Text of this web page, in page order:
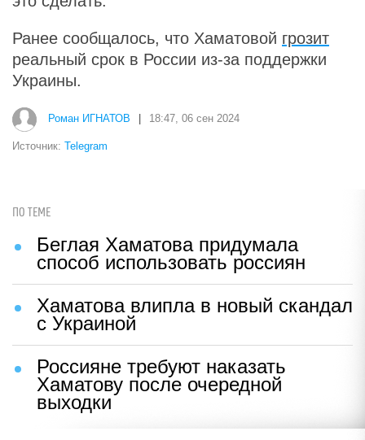
Ранее сообщалось, что Хаматовой грозит
реальный срок в России из-за поддержки
Украины.
Роман ИГНАТОВ 18:47, 06 сен 2024
Источник: Telegram
ПО ТЕМЕ
Беглая Хаматова придумала
способ использовать россиян
Хаматова влипла в новый скандал
с Украиной
Россияне требуют наказать
Хаматову после очередной
выходки